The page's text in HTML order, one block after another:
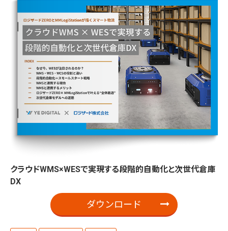
クラウドWMS×WESで実現する段階的自動化と次世代倉庫
DX
ダウンロード